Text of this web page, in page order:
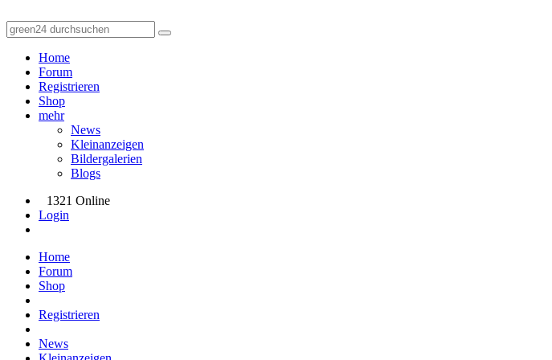
Home
Forum
Registrieren
Shop
mehr
News
Kleinanzeigen
Bildergalerien
Blogs
1321 Online
Login
Home
Forum
Shop
Registrieren
News